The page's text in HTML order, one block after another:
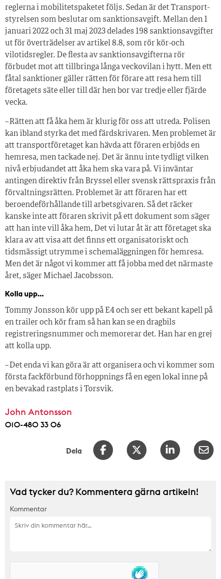
reglerna i mobilitetspaketet följs. Sedan är det Transport­
styrelsen som beslutar om sanktionsavgift. Mellan den 1
januari 2022 och 31 maj 2023 delades 198 sanktionsavgifter
ut för överträdelser av artikel 8.8, som rör kör-och
vilotidsregler. De flesta av sanktionsavgifterna rör
förbudet mot att tillbringa långa veckovilan i hytt. Men ett
fåtal sanktioner gäller rätten för förare att resa hem till
företagets säte eller till där hen bor var tredje eller fjärde
vecka.
– Rätten att få åka hem är klurig för oss att utreda. Polisen
kan ibland styrka det med färdskrivaren. Men problemet är
att transportföretaget kan hävda att föraren erbjöds en
hemresa, men tackade nej. Det är ännu inte tydligt vilken
nivå erbjudandet att åka hem ska vara på. Vi inväntar
antingen direktiv från Bryssel eller svensk rättspraxis från
förvaltningsrätten. Problemet är att föraren har ett
beroendeförhållande till arbetsgivaren. Så det räcker
kanske inte att föraren skrivit på ett dokument som säger
att han inte vill åka hem, Det vi lutar åt är att företaget ska
klara av att visa att det finns ett organisatoriskt och
tidsmässigt utrymme i schemaläggningen för hemresa.
Men det är något vi kommer att få jobba med det närmaste
året, säger Michael Jacobsson.
Kolla upp…
Tommy Jonsson kör upp på E4 och ser ett bekant kapell på
en trailer och kör fram så han kan se en dragbils
registreringsnummer och memorerar det. Han har en grej
att kolla upp.
– Det enda vi kan göra är att organisera och vi kommer som
första fackförbund förhoppnings få en egen lokal inne på
en bevakad rastplats i Torsvik.
John Antonsson
010-480 33 06
Dela
Vad tycker du? Kommentera gärna artikeln!
Kommentar